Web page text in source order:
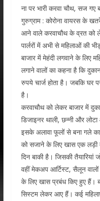
ना पर भारी करवा चौथ, सज गए
गुरुग्राम : कोरोना वायरस के
आने वाले करवाचौथ के व्रत को
पार्लरों में अभी से महिलाओं की
बाजार में मेहंदी लगवाने के लिए
लगाने वालों का कहना है कि
रुपये चार्ज होता है। जबकि
है।
करवाचौथ को लेकर बाजार में
डिजाइनर थाली, छन्नी और
इसके अलावा फूलों से बना गले
को सजाने के लिए खास एक लड़ी
दिन बाकी है। जिसकी तैयारियां
वहीं मेकअप आर्टिस्ट, सैलून वालों
के लिए खास प्रबंध किए हुए हैं।
सिस्टम लेकर आए हैं। कई